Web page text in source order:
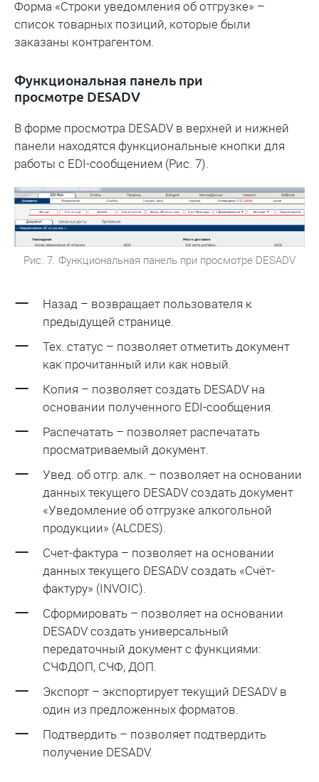
Форма «Строки уведомления об отгрузке» –
список товарных позиций, которые были
заказаны контрагентом.
Функциональная панель при
просмотре DESADV
В форме просмотра DESADV в верхней и нижней
панели находятся функциональные кнопки для
работы с EDI-сообщением (Рис. 7).
Рис. 7. Функциональная панель при просмотре DESADV
Назад – возвращает пользователя к
предыдущей странице.
Тех. статус – позволяет отметить документ
как прочитанный или как новый.
Копия – позволяет создать DESADV на
основании полученного EDI-сообщения.
Распечатать – позволяет распечатать
просматриваемый документ.
Увед. об отгр. алк. – позволяет на основании
данных текущего DESADV создать документ
«Уведомление об отгрузке алкогольной
продукции» (ALCDES).
Счет-фактура – позволяет на основании
данных текущего DESADV создать «Счёт-
фактуру» (INVOIC).
Сформировать – позволяет на основании
DESADV создать универсальный
передаточный документ с функциями:
СЧФДОП, СЧФ, ДОП.
Экспорт – экспортирует текущий DESADV в
один из предложенных форматов.
Подтвердить – позволяет подтвердить
получение DESADV.